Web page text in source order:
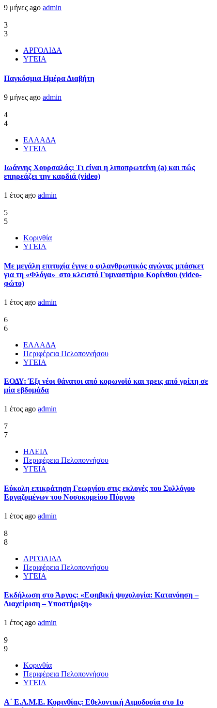
9 μήνες ago admin
3
3
ΑΡΓΟΛΙΔΑ
ΥΓΕΙΑ
Παγκόσμια Ημέρα Διαβήτη
9 μήνες ago admin
4
4
ΕΛΛΑΔΑ
ΥΓΕΙΑ
Ιωάννης Χουρσαλάς: Τι είναι η λιποπρωτεΐνη (a) και πώς
επηρεάζει την καρδιά (video)
1 έτος ago admin
5
5
Κορινθία
ΥΓΕΙΑ
Με μεγάλη επιτυχία έγινε ο φιλανθρωπικός αγώνας μπάσκετ
για τη «Φλόγα» στο κλειστό Γυμναστήριο Κορίνθου (video-
φώτο)
1 έτος ago admin
6
6
ΕΛΛΑΔΑ
Περιφέρεια Πελοποννήσου
ΥΓΕΙΑ
ΕΟΔΥ: Έξι νέοι θάνατοι από κορωνοϊό και τρεις από γρίπη σε
μία εβδομάδα
1 έτος ago admin
7
7
ΗΛΕΙΑ
Περιφέρεια Πελοποννήσου
ΥΓΕΙΑ
Εύκολη επικράτηση Γεωργίου στις εκλογές του Συλλόγου
Εργαζομένων του Νοσοκομείου Πύργου
1 έτος ago admin
8
8
ΑΡΓΟΛΙΔΑ
Περιφέρεια Πελοποννήσου
ΥΓΕΙΑ
Εκδήλωση στο Άργος: «Εφηβική ψυχολογία: Κατανόηση –
Διαχείριση – Υποστήριξη»
1 έτος ago admin
9
9
Κορινθία
Περιφέρεια Πελοποννήσου
ΥΓΕΙΑ
Α΄ Ε.Λ.Μ.Ε. Κορινθίας: Εθελοντική Αιμοδοσία στο 1ο